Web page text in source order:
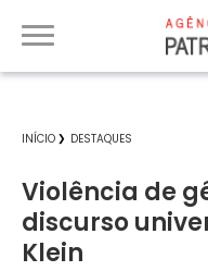
INÍCIO DESTAQUES
Violência de
discurso
Klein